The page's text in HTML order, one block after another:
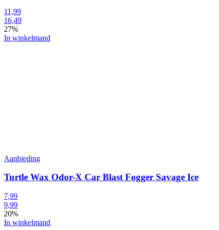
11,99
16,49
27%
In winkelmand
Aanbieding
Turtle Wax Odor-X Car Blast Fogger Savage Ice
7,99
9,99
20%
In winkelmand